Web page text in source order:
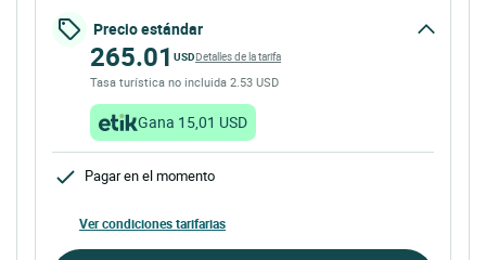
Precio estándar
265.01 USDDetalles de la tarifa
Tasa turística no incluida 2.53 USD
Gana 15,01 USD
Pagar en el momento
Ver condiciones tarifarias